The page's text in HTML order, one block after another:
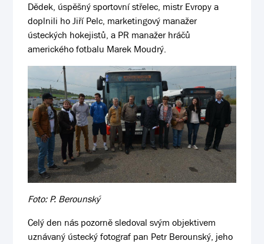
Dědek, úspěšný sportovní střelec, mistr Evropy a
doplnili ho Jiří Pelc, marketingový manažer
ústeckých hokejistů, a PR manažer hráčů
amerického fotbalu Marek Moudrý.
Foto: P. Berounský
Celý den nás pozorně sledoval svým objektivem
uznávaný ústecký fotograf pan Petr Berounský, jeho